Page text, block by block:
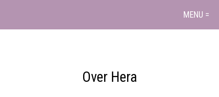
MENU =
Over Hera